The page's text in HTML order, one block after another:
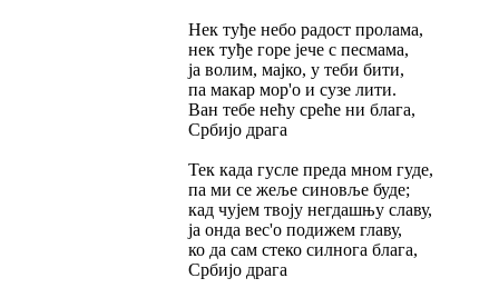
Нек туђе небо радост пролама,
нек туђе горе јече с песмама,
ја волим, мајко, у теби бити,
па макар мор'о и сузе лити.
Ван тебе нећу среће ни блага,
Србијо драга
Тек када гусле преда мном гуде,
па ми се жеље синовље буде;
кад чујем твоју негдашњу славу,
ја онда вес'о подижем главу,
ко да сам стеко силнога блага,
Србијо драга